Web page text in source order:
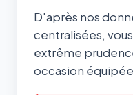
D'après nos
centralisées,
extrême
occasion